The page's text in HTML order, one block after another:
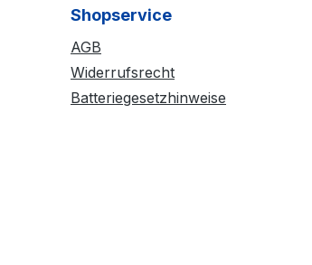
Shopservice
AGB
Widerrufsrecht
Batteriegesetzhinweise